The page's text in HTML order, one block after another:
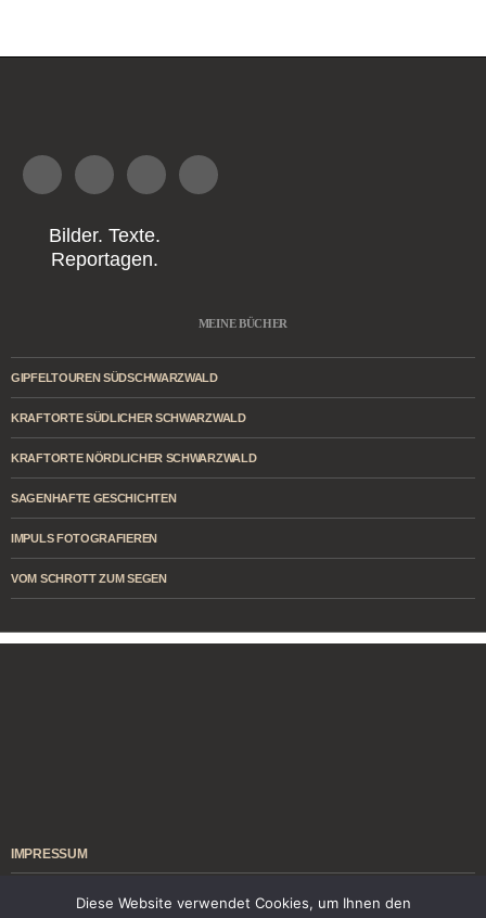
Bilder. Texte.
Reportagen.
MEINE BÜCHER
GIPFELTOUREN SÜDSCHWARZWALD
KRAFTORTE SÜDLICHER SCHWARZWALD
KRAFTORTE NÖRDLICHER SCHWARZWALD
SAGENHAFTE GESCHICHTEN
IMPULS FOTOGRAFIEREN
VOM SCHROTT ZUM SEGEN
IMPRESSUM
Diese Website verwendet Cookies, um Ihnen den